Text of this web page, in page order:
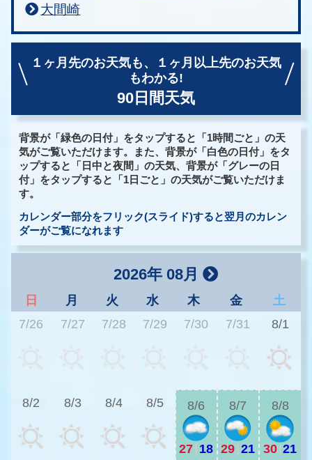
大間崎
１ヶ月先のお天気も、
１ヶ月以上先のお天気
もわかる!
90日間天気
背景が「緑色の日付」をタップすると「1時間ごと」の天
気がご覧いただけます。また、背景が「白色の日付」をタ
ップすると「日中と夜間」の天気、背景が「グレーの日
付」をタップすると「1日ごと」の天気がご覧いただけま
す。
カレンダー部分をフリック(スライド)すると翌月のカレン
ダーがご覧になれます
2026年 08月
日 月 火 水 木 金
土
7/26
7/27 7/28 7/29 7/30 7/31 8/1
8/2 8/3 8/4 8/5 8/6
27 18
8/7
29 21
8/8
30 21